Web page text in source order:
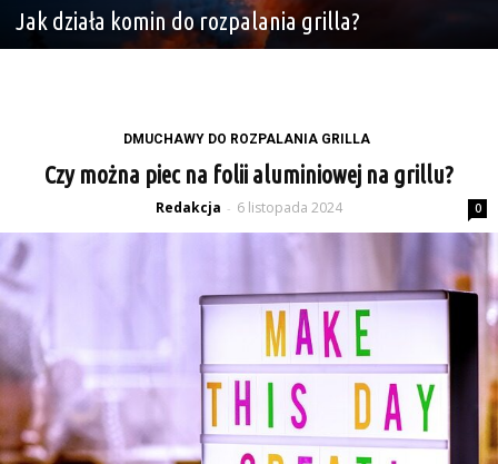
Jak działa komin do rozpalania grilla?
DMUCHAWY DO ROZPALANIA GRILLA
Czy można piec na folii aluminiowej na grillu?
Redakcja - 6 listopada 2024 0